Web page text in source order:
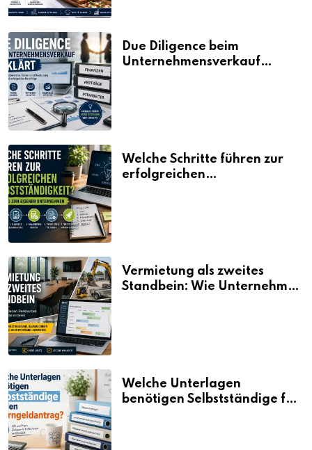
Due Diligence beim
Unternehmensverkauf
Welche Schritte führen zur
erfolgreichen
Vermietung als zweites
Standbein: Wie Unternehmen
Welche Unterlagen
benötigen Selbstständige für